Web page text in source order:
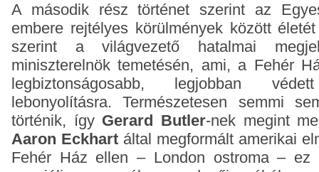
A második rész történet szerint az
embere rejtélyes körülmények között
szerint a világvezető hatalmai
miniszterelnök temetésén, ami, a Fehér
legbiztonságosabb, legjobban
lebonyolításra. Természetesen semmi
történik, így Gerard Butler-nek megint
Aaron Eckhart által megformált amerikai
Fehér Ház ellen – London ostroma –